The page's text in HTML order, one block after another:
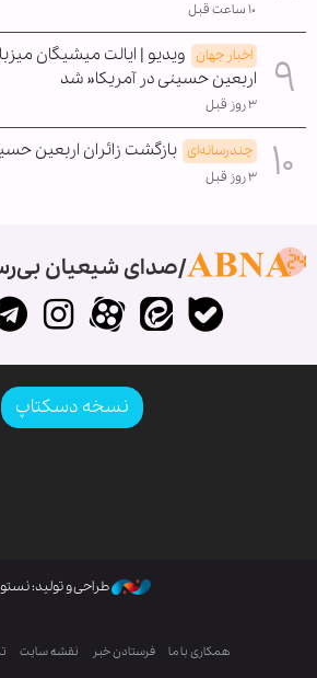
۱۰ ساعت قبل
اخبار جهان ویدیو | ایالت میشیگان
اربعین حسینی در آمریکا« شد
۳ روز قبل
چندرسانه‌ای بازگشت زائران اربعین
۳ روز قبل
صدای شیعیان
نسخه دسکتاپ
طراحی و تولید:
همکاری با ما فرستادن خبر نقشه سایت